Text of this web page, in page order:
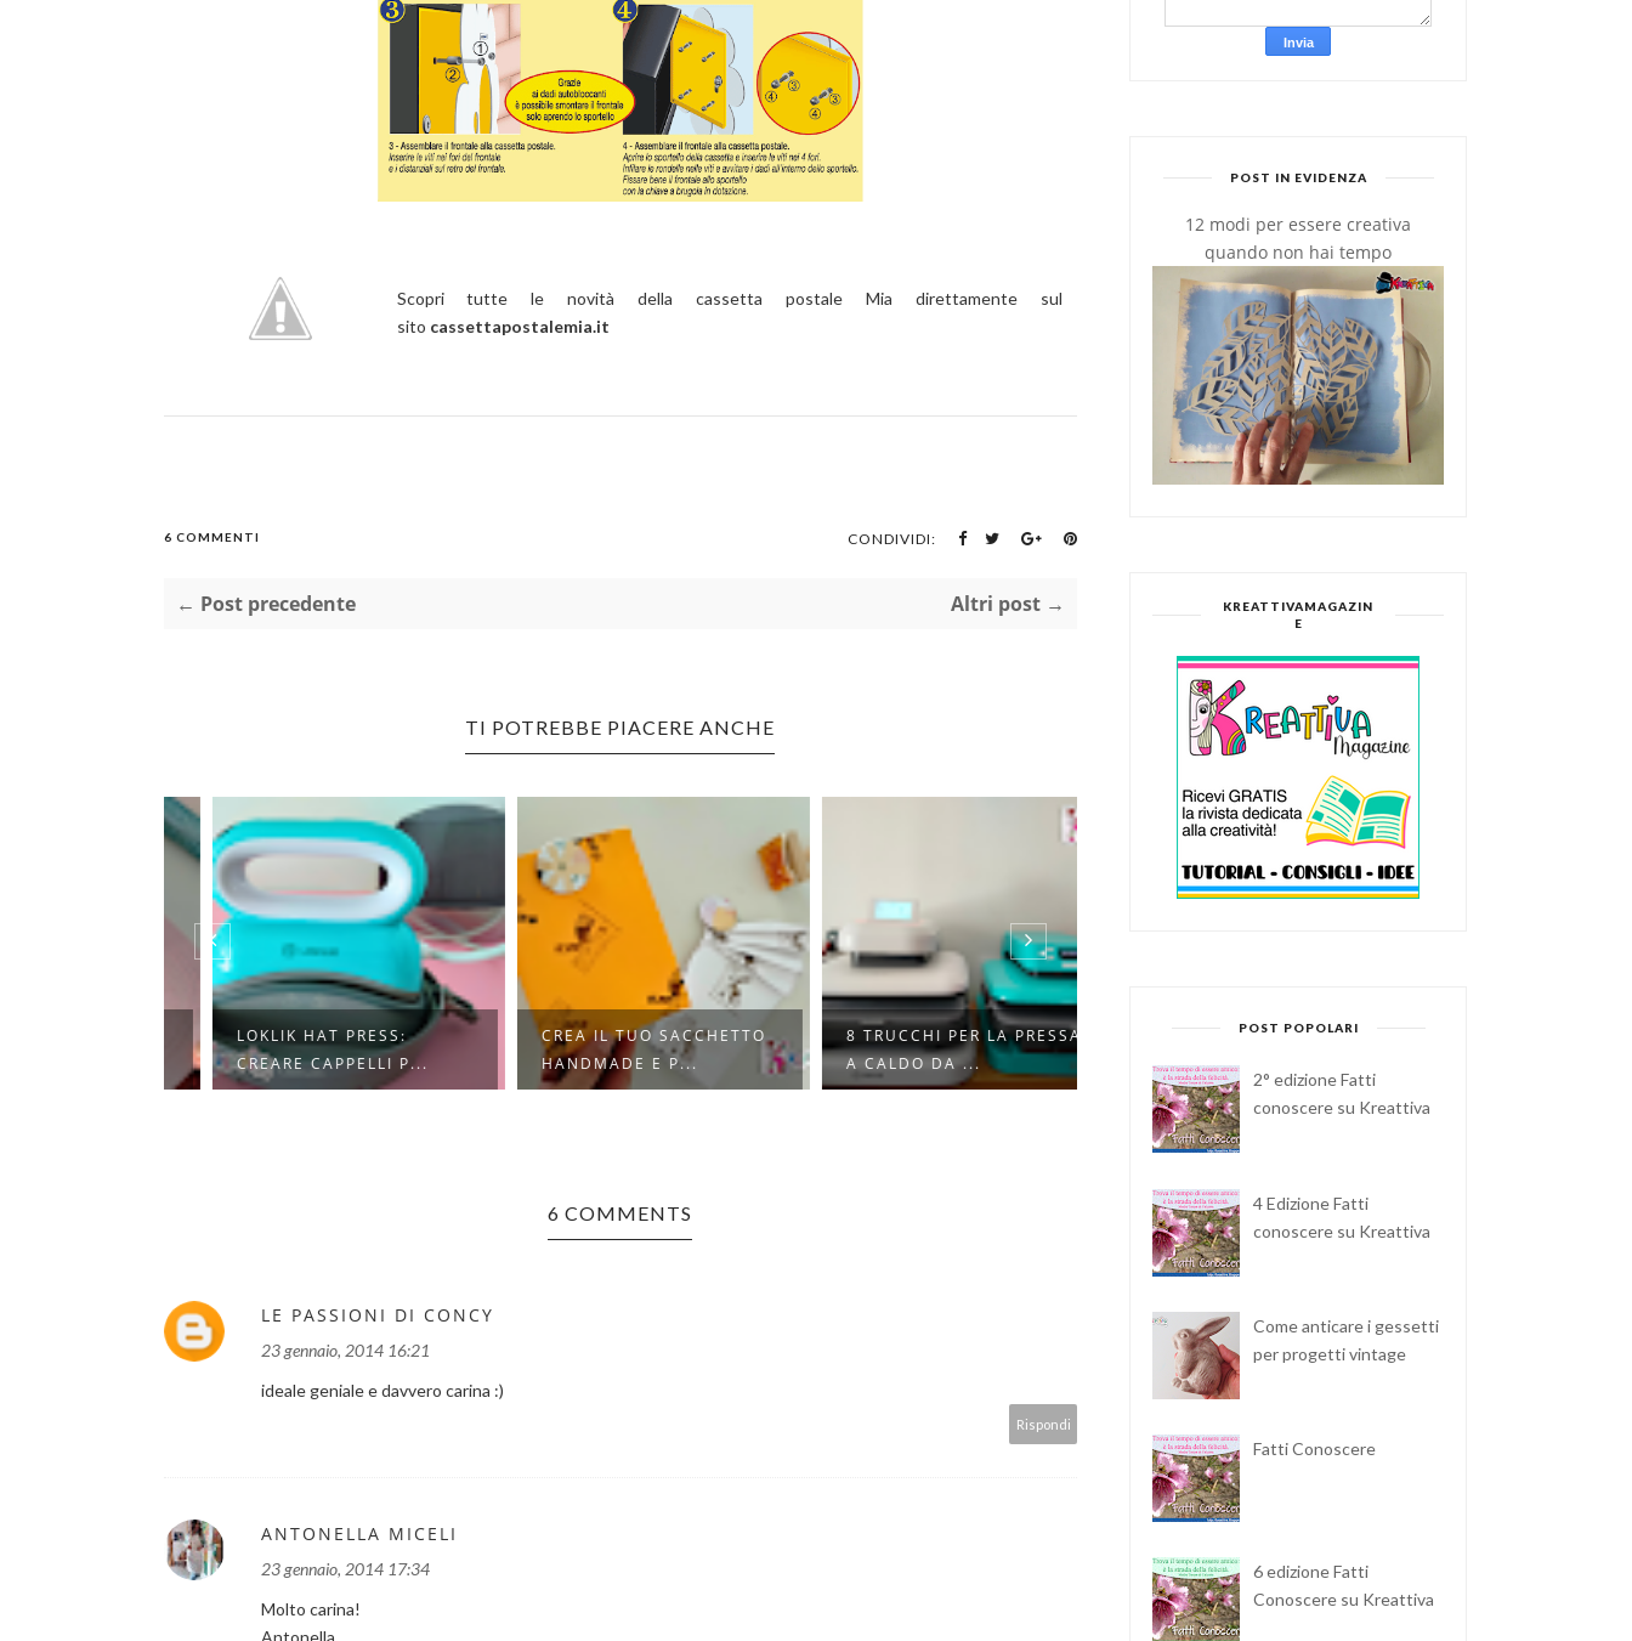
Scopri tutte le novità della cassetta postale Mia direttamente sul
sito cassettapostalemia.it
6 COMMENTI CONDIVIDI:
← Post precedente Altri post →
TI POTREBBE PIACERE ANCHE
LOKLIK HAT PRESS:
CREARE CAPPELLI P...
CREA IL TUO SACCHETTO
HANDMADE E P...
8 TRUCCHI PER LA PRESSA
A CALDO DA ...
I SEGRETI PER LAVORARE
AL MEGLIO CO...
PERSONALIZZARE LE
6 COMMENTS
LE PASSIONI DI CONCY
23 gennaio, 2014 16:21
ideale geniale e davvero carina :)
Rispondi
ANTONELLA MICELI
23 gennaio, 2014 17:34
Molto carina!
POST IN EVIDENZA
12 modi per essere creativa
quando non hai tempo
KREATTIVAMAGAZIN
E
POST POPOLARI
2° edizione Fatti
conoscere su Kreattiva
4 Edizione Fatti
conoscere su Kreattiva
Come anticare i gessetti
per progetti vintage
Fatti Conoscere
6 edizione Fatti
Conoscere su Kreattiva